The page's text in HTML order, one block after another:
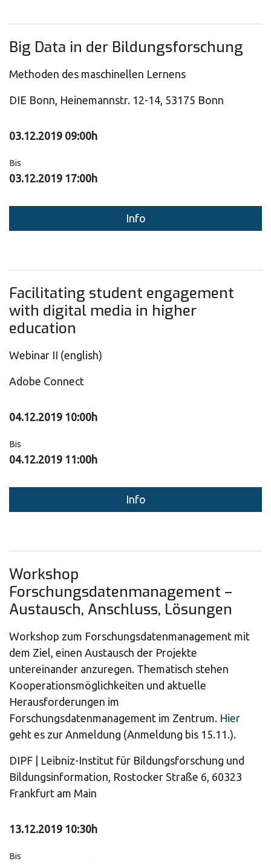
Big Data in der Bildungsforschung
Methoden des maschinellen Lernens
DIE Bonn, Heinemannstr. 12-14, 53175 Bonn
03.12.2019 09:00h
Bis
03.12.2019 17:00h
Info
Facilitating student engagement
with digital media in higher
education
Webinar II (english)
Adobe Connect
04.12.2019 10:00h
Bis
04.12.2019 11:00h
Info
Workshop
Forschungsdatenmanagement –
Austausch, Anschluss, Lösungen
Workshop zum Forschungsdatenmanagement mit
dem Ziel, einen Austausch der Projekte
untereinander anzuregen. Thematisch stehen
Kooperationsmöglichkeiten und aktuelle
Herausforderungen im
Forschungsdatenmanagement im Zentrum. Hier
geht es zur Anmeldung (Anmeldung bis 15.11.).
DIPF | Leibniz-Institut für Bildungsforschung und
Bildungsinformation, Rostocker Straße 6, 60323
Frankfurt am Main
13.12.2019 10:30h
Bis